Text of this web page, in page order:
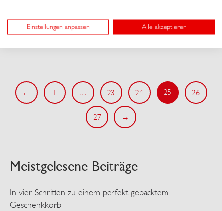
← 1 … 23 24 25 26
27 →
Meistgelesene Beiträge
In vier Schritten zu einem perfekt gepacktem
Geschenkkorb
Einstellungen anpassen Alle akzeptieren